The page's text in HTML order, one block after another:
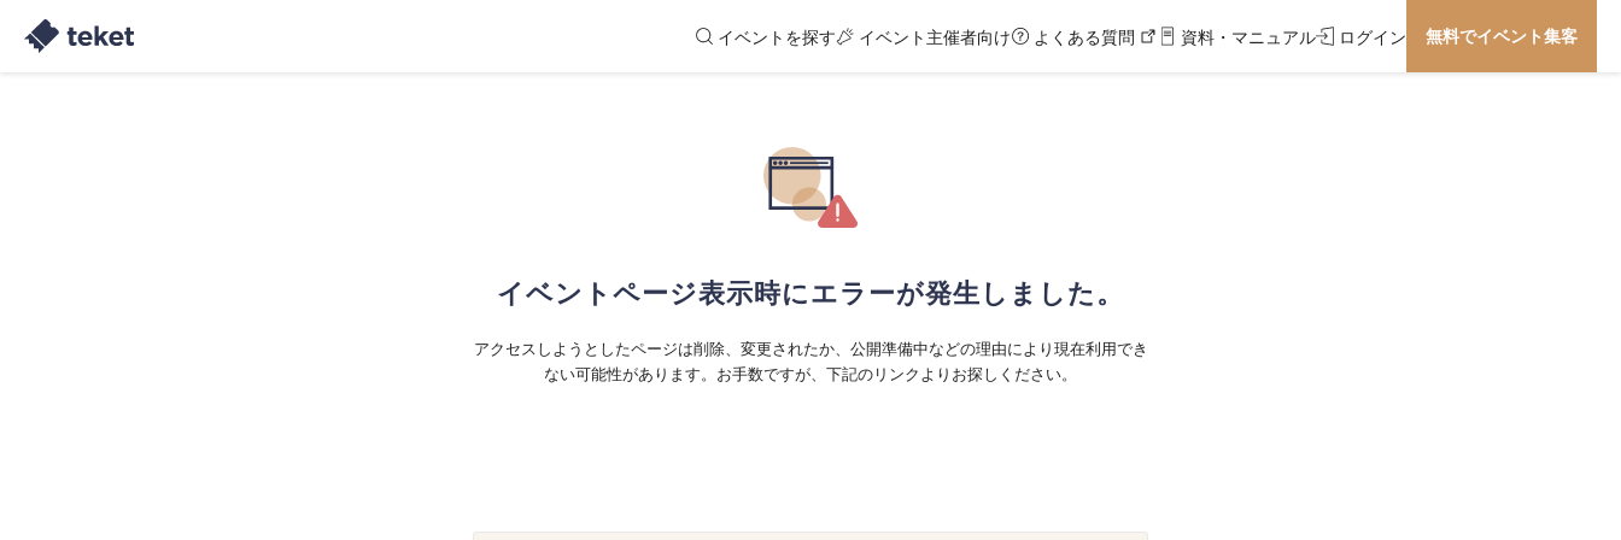
イベントを探す イベント主催者向け よくある質問 資料・マニュアル ログイン 無料でイベント集客
イベントページ表示時にエラーが発生しました。
アクセスしようとしたページは削除、変更されたか、公開準備中などの理由により現在利用でき
ない可能性があります。お手数ですが、下記のリンクよりお探しください。